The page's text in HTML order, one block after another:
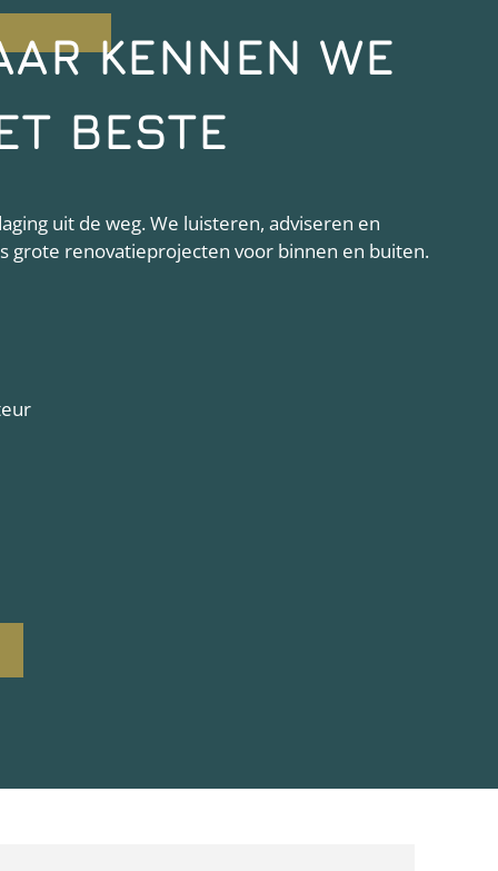
KENNEN WE
BESTE
uit de weg. We luisteren, adviseren en
grote renovatieprojecten voor binnen en buiten.